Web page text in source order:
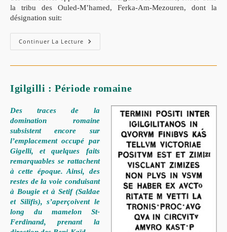
la tribu des Ouled-M’hamed, Ferka-Am-Mezouren, dont la
désignation suit:
Continuer La Lecture
Igilgilli : Période romaine
Des traces de la
domination romaine
subsistent encore sur
l’emplacement occupé par
Gigelli, et quelques faits
remarquables se rattachent
à cette époque. Ainsi, des
restes de la voie conduisant
à Bougie et à Setif (Saldae
et Silifis), s’aperçoivent le
long du mamelon St-
Ferdinand, prenant la